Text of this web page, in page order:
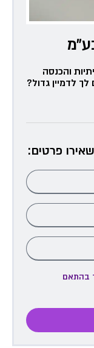
והכנסה
לדמיין גדול?
פרטים:
בהתאם